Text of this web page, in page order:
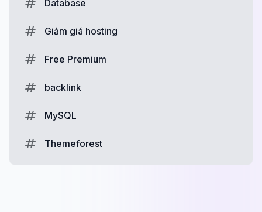
Database
Giảm giá hosting
Free Premium
backlink
MySQL
Themeforest